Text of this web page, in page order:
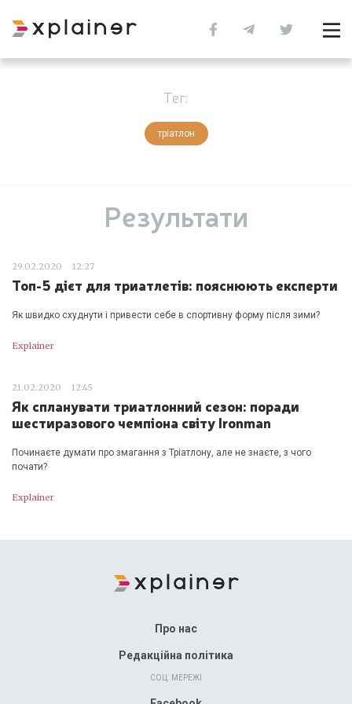
Тег:
тріатлон
Результати
29.02.2020 12:27
Топ-5 дієт для триатлетів: пояснюють експерти
Як швидко схуднути і привести себе в спортивну форму після зими?
Explainer
21.02.2020 12:45
Як спланувати триатлонний сезон: поради
шестиразового чемпіона світу Ironman
Починаєте думати про змагання з Тріатлону, але не знаєте, з чого
почати?
Explainer
Про нас
Редакційна політика
СОЦ. МЕРЕЖІ